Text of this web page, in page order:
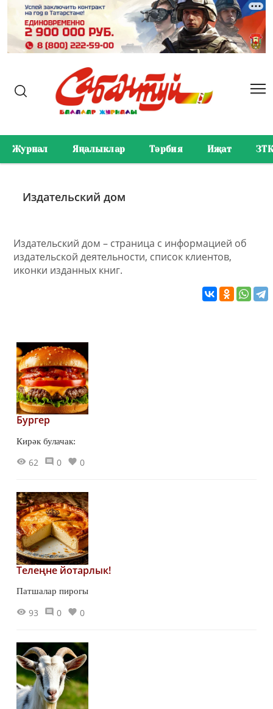
Журнал Яңалыклар Тәрбия Иҗат ЗТК
Издательский дом
Издательский дом – страница с информацией об
издательской деятельности, список клиентов,
иконки изданных книг.
Бургер
Кирәк булачак:
62 0 0
Телеңне йотарлык!
Патшалар пирогы
93 0 0